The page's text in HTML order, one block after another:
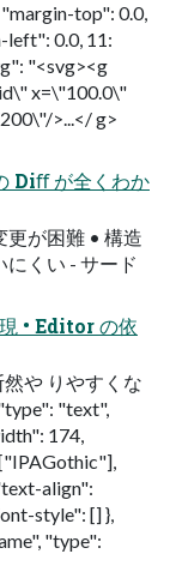
top": 0.0,
left": 0.0, 11:
"<svg><g
x=\"100.0\"
>...</ g>
Diﬀ が全くわか
が困難 • 構造
くい - サード
• Editor の依
や りやすくな
"text",
174,
align":
style": [] },